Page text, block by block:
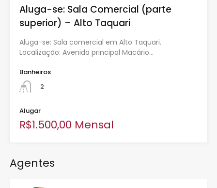
Aluga-se: Sala Comercial (parte
superior) – Alto Taquari
Aluga-se: Sala comercial em Alto Taquari.
Localização: Avenida principal Macário…
Banheiros
2
Alugar
R$1.500,00 Mensal
Agentes